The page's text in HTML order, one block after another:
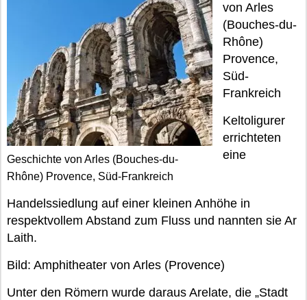
Geschichte von Arles (Bouches-du-
Rhône) Provence, Süd-Frankreich
von Arles
(Bouches-du-
Rhône)
Provence,
Süd-
Frankreich
Keltoligurer
errichteten
eine
Handelssiedlung auf einer kleinen Anhöhe in
respektvollem Abstand zum Fluss und nannten sie Ar
Laith.
Bild: Amphitheater von Arles (Provence)
Unter den Römern wurde daraus Arelate, die „Stadt